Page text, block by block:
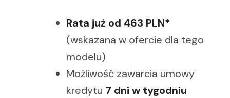
Rata już od 463 PLN*
(wskazana w ofercie dla tego
modelu)
Możliwość zawarcia umowy
kredytu 7 dni w tygodniu